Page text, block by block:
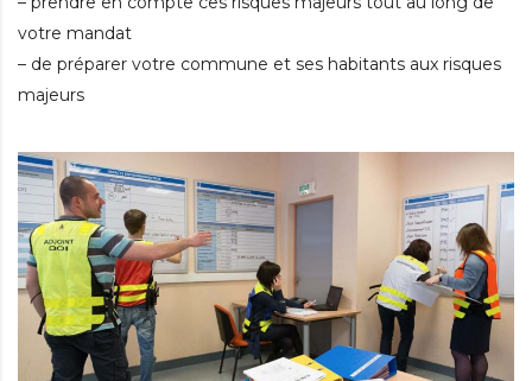
votre mandat
– de préparer votre commune et ses habitants aux risques
majeurs